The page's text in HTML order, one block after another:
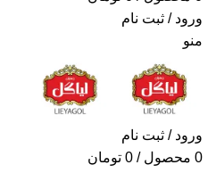
ورود / ثبت نام
منو
ورود / ثبت نام
0 محصول /
0 تومان